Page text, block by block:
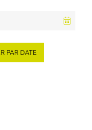
PAR DATE